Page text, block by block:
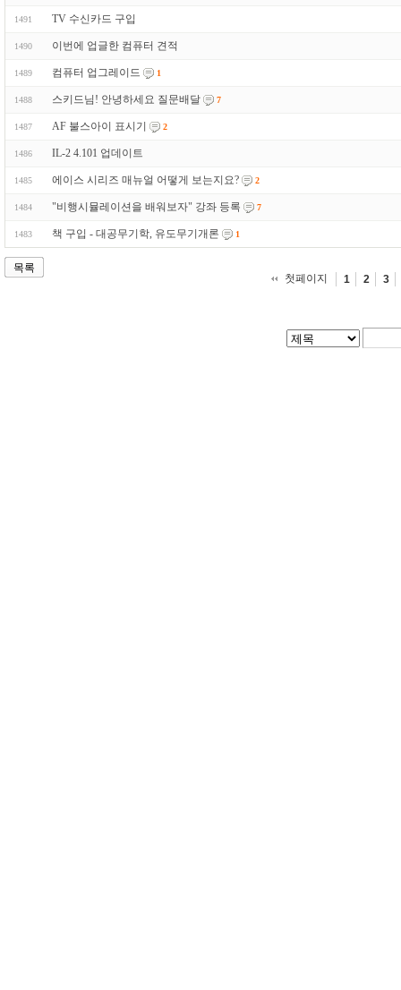
1491 TV 수신카드 구입
1490 이번에 업글한 컴퓨터 견적
1489 컴퓨터 업그레이드 1
1488 스키드님! 안녕하세요 질문배달 7
1487 AF 불스아이 표시기 2
1486 IL-2 4.101 업데이트
1485 에이스 시리즈 매뉴얼 어떻게 보는지요? 2
1484 "비행시뮬레이션을 배워보자" 강좌 등록 7
1483 책 구입 - 대공무기학, 유도무기개론 1
목록
첫페이지
1 2 3